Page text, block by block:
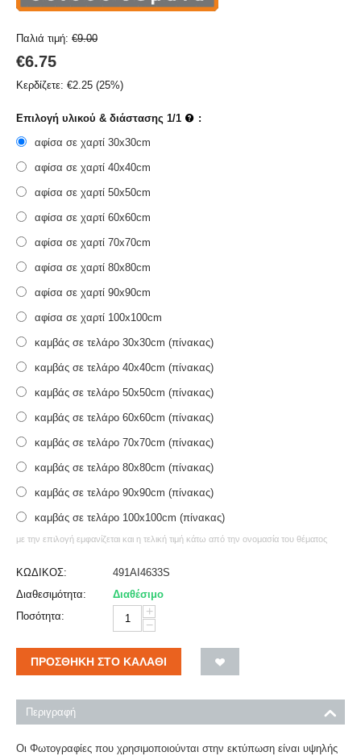
Παλιά τιμή: €9.00
€6.75
Κερδίζετε: €2.25 (25%)
Επιλογή υλικού & διάστασης 1/1 :
αφίσα σε χαρτί 30x30cm
αφίσα σε χαρτί 40x40cm
αφίσα σε χαρτί 50x50cm
αφίσα σε χαρτί 60x60cm
αφίσα σε χαρτί 70x70cm
αφίσα σε χαρτί 80x80cm
αφίσα σε χαρτί 90x90cm
αφίσα σε χαρτί 100x100cm
καμβάς σε τελάρο 30x30cm (πίνακας)
καμβάς σε τελάρο 40x40cm (πίνακας)
καμβάς σε τελάρο 50x50cm (πίνακας)
καμβάς σε τελάρο 60x60cm (πίνακας)
καμβάς σε τελάρο 70x70cm (πίνακας)
καμβάς σε τελάρο 80x80cm (πίνακας)
καμβάς σε τελάρο 90x90cm (πίνακας)
καμβάς σε τελάρο 100x100cm (πίνακας)
με την επιλογή εμφανίζεται και η τελική τιμή κάτω από την ονομασία του θέματος
ΚΩΔΙΚΟΣ:
491AI4633S
Διαθεσιμότητα:
Διαθέσιμο
Ποσότητα:
+
−
ΠΡΟΣΘΉΚΗ ΣΤΟ ΚΑΛΆΘΙ
Περιγραφή
Οι Φωτογραφίες που χρησιμοποιούνται στην εκτύπωση είναι υψηλής